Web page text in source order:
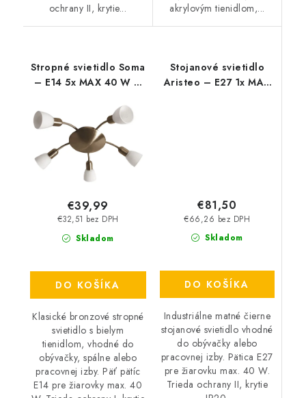
ochrany II, krytie...
akrylovým tienidlom,...
Stropné svietidlo Soma
– E14 5x MAX 40 W –
Skladom
€32,51 bez DPH
€39,99
DO KOŠÍKA
Klasické bronzové stropné
svietidlo s bielym
tienidlom, vhodné do
obývačky, spálne alebo
pracovnej izby. Päť pätíc
E14 pre žiarovky max. 40
Stojanové svietidlo
Aristeo – E27 1x MAX
Skladom
€66,26 bez DPH
€81,50
DO KOŠÍKA
Industriálne matné čierne
stojanové svietidlo vhodné
do obývačky alebo
pracovnej izby. Pätica E27
pre žiarovku max. 40 W.
Trieda ochrany II, krytie